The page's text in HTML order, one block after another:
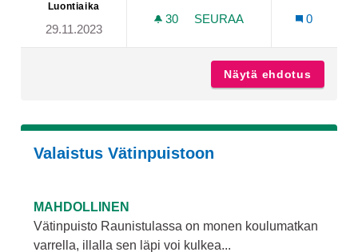
Luontiaika
29.11.2023
30 30 SEURAAJAA
SEURAA
0
Näytä ehdotus
Valaistus Vätinpuistoon
MAHDOLLINEN
Vätinpuisto Raunistulassa on monen koulumatkan
varrella, illalla sen läpi voi kulkea...